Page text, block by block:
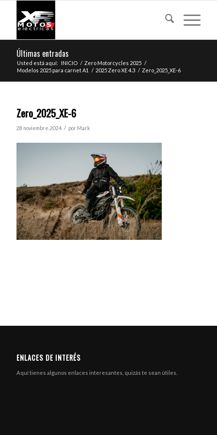
Últimas entradas
Usted está aquí: INICIO / Zero Motorcycles 2025 /
Modelos 2025 para carnet A1
/ 2025 Zero XE 4.3 / Zero_2025_XE-6
Zero_2025_XE-6
28 noviembre, 2024 / por Mark
ENLACES DE INTERÉS
Aquí tienes algunos enlaces interesantes, quizás te sean útiles.